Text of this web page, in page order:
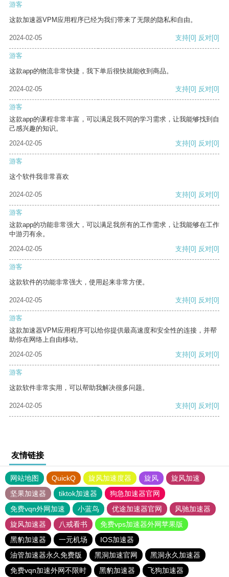
游客
这款加速器VPM应用程序已经为我们带来了无限的隐私和自由。
2024-02-05 支持[0] 反对[0]
游客
这款app的物流非常快捷，我下单后很快就能收到商品。
2024-02-05 支持[0] 反对[0]
游客
这款app的课程非常丰富，可以满足我不同的学习需求，让我能够找到自
己感兴趣的知识。
2024-02-05
支持[0] 反对[0]
游客
这个软件我非常喜欢
2024-02-05 支持[0] 反对[0]
游客
这款app的功能非常强大，可以满足我所有的工作需求，让我能够在工作
中游刃有余。
2024-02-05
支持[0] 反对[0]
游客
这款软件的功能非常强大，使用起来非常方便。
2024-02-05 支持[0] 反对[0]
游客
这款加速器VPM应用程序可以给你提供最高速度和安全性的连接，并帮
助你在网络上自由移动。
2024-02-05
支持[0] 反对[0]
游客
这款软件非常实用，可以帮助我解决很多问题。
2024-02-05 支持[0] 反对[0]
友情链接
网站地图 QuickQ 旋风加速度器 旋风
旋风加速
坚果加速器
tiktok加速器
狗急加速器官网
免费vqn外网加速
小蓝鸟 优途加速器官网
风驰加速器
旋风加速器
八戒看书
免费vps加速器外网苹果版
黑豹加速器
一元机场
IOS加速器
油管加速器永久免费版
黑洞加速官网
黑洞永久加速器
免费vqn加速外网不限时
黑豹加速器 飞狗加速器